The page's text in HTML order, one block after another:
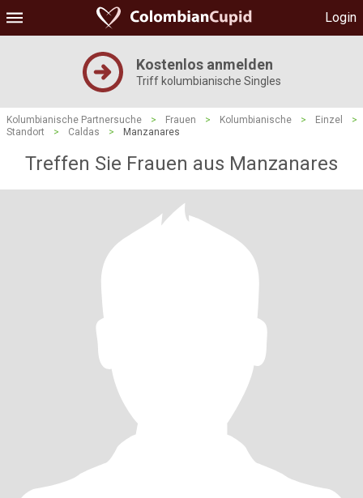
Login
Kostenlos anmelden
Triff kolumbianische Singles
Kolumbianische Partnersuche > Frauen > Kolumbianische > Einzel
>
Standort
> Caldas > Manzanares
Treffen Sie Frauen aus Manzanares